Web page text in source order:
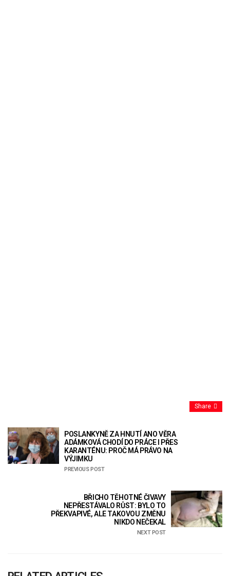
Share
POSLANKYNĚ ZA HNUTÍ ANO VĚRA
ADÁMKOVÁ CHODÍ DO PRÁCE I PŘES
KARANTÉNU: PROČ MÁ PRÁVO NA
VÝJIMKU
PREVIOUS POST
BŘICHO TĚHOTNÉ ČIVAVY
NEPŘESTÁVALO RŮST: BYLO TO
PŘEKVAPIVÉ, ALE TAKOVOU ZMĚNU
NIKDO NEČEKAL
NEXT POST